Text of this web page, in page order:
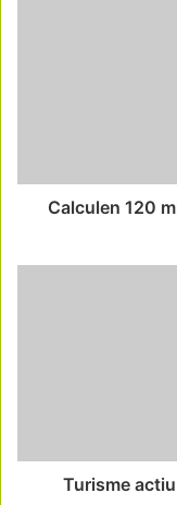
Calculen 120
Turisme